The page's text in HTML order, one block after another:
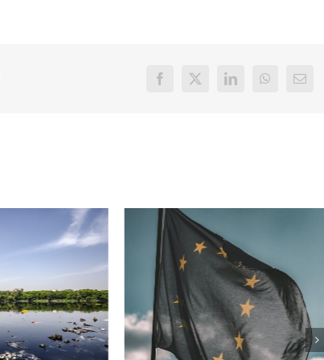
Facebook
X LinkedInWhatsApp